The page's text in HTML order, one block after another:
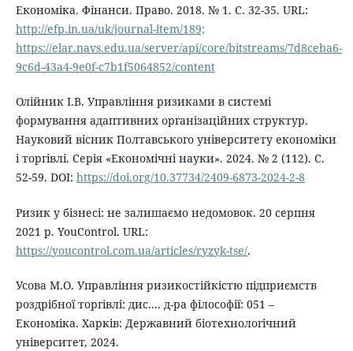
Економіка. Фінанси. Право. 2018. № 1. С. 32-35. URL:
http://efp.in.ua/uk/journal-item/189;
https://elar.navs.edu.ua/server/api/core/bitstreams/7d8ceba6-
9c6d-43a4-9e0f-c7b1f5064852/content
Олійник І.В. Управління ризиками в системі
формування адаптивних організаційних структур.
Науковий вісник Полтавського університету економіки
і торгівлі. Серія «Економічні науки». 2024. № 2 (112). С.
52-59. DOI: https://doi.org/10.37734/2409-6873-2024-2-8
Ризик у бізнесі: не залишаємо недомовок. 20 серпня
2021 р. YouControl. URL:
https://youcontrol.com.ua/articles/ryzyk-tse/.
Усова М.О. Управління ризикостійкістю підприємств
роздрібної торгівлі: дис.... д-ра філософії: 051 –
Економіка. Харків: Державний біотехнологічний
університет, 2024.